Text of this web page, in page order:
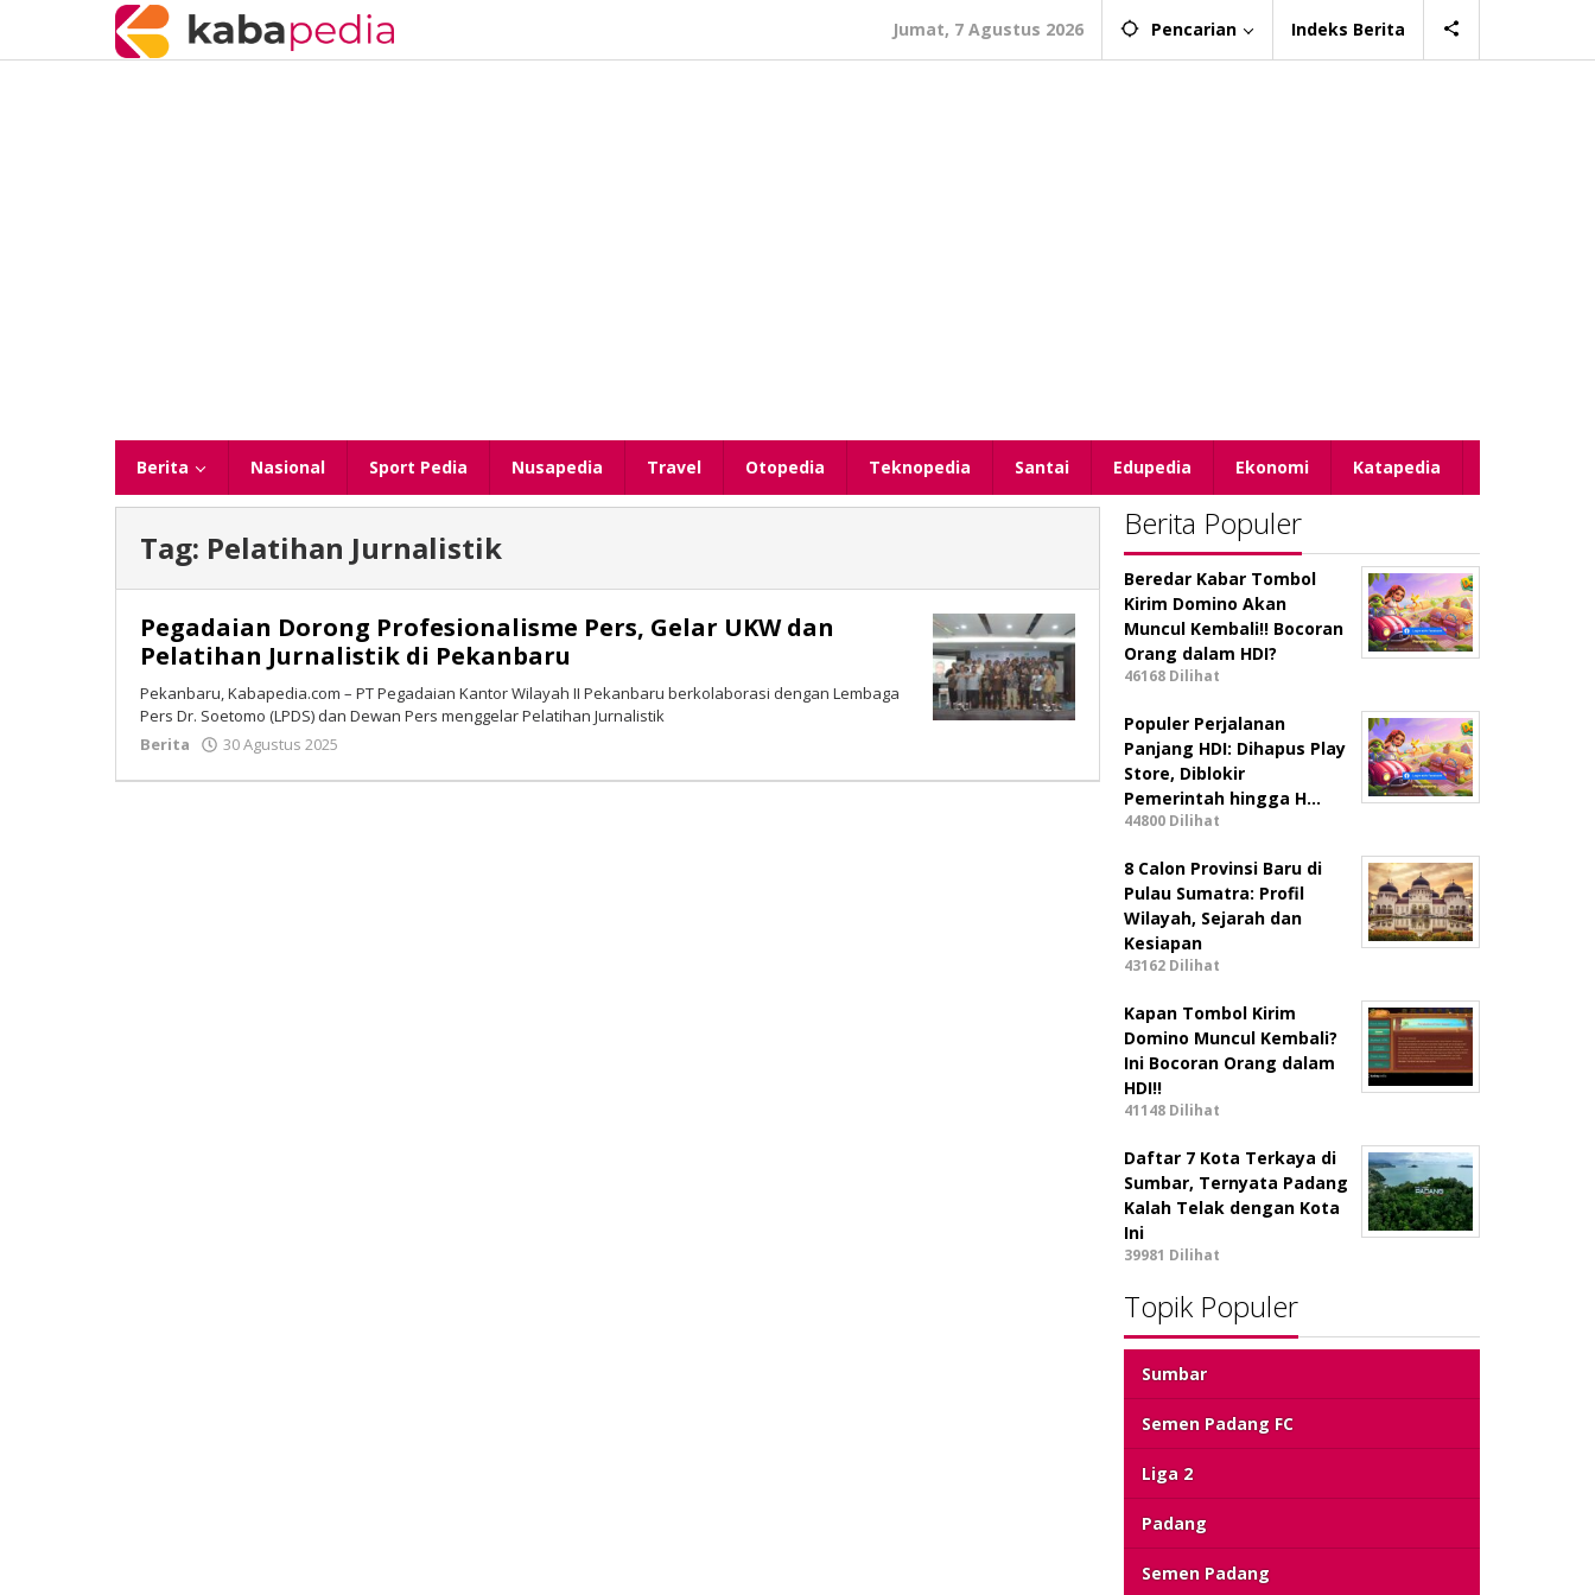
konten
Jumat, 7 Agustus 2026 Pencarian Indeks Berita
Berita Nasional Sport Pedia Nusapedia Travel Otopedia Teknopedia Santai Edupedia Ekonomi Katapedia
Tag: Pelatihan Jurnalistik
Pegadaian Dorong Profesionalisme Pers, Gelar UKW dan
Pelatihan Jurnalistik di Pekanbaru
Pekanbaru, Kabapedia.com – PT Pegadaian Kantor Wilayah II Pekanbaru berkolaborasi dengan Lembaga
Pers Dr. Soetomo (LPDS) dan Dewan Pers menggelar Pelatihan Jurnalistik
Berita
30 Agustus 2025
Redaksi
Berita Populer
Beredar Kabar Tombol
Kirim Domino Akan
Muncul Kembali!! Bocoran
Orang dalam HDI?
46168 Dilihat
Populer Perjalanan
Panjang HDI: Dihapus Play
Store, Diblokir
Pemerintah hingga H…
44800 Dilihat
8 Calon Provinsi Baru di
Pulau Sumatra: Profil
Wilayah, Sejarah dan
Kesiapan
43162 Dilihat
Kapan Tombol Kirim
Domino Muncul Kembali?
Ini Bocoran Orang dalam
HDI!!
41148 Dilihat
Daftar 7 Kota Terkaya di
Sumbar, Ternyata Padang
Kalah Telak dengan Kota
Ini
39981 Dilihat
Topik Populer
Sumbar
Semen Padang FC
Liga 2
Padang
Semen Padang